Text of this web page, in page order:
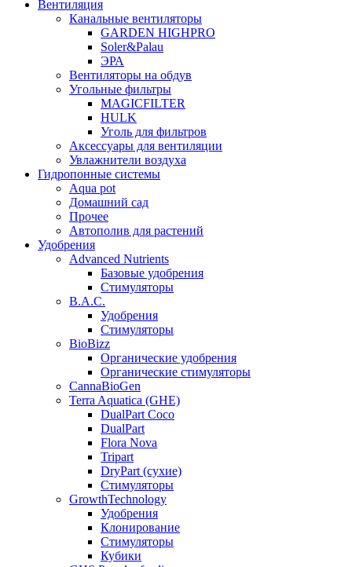
Вентиляция
Канальные вентиляторы
GARDEN HIGHPRO
Soler&Palau
ЭРА
Вентиляторы на обдув
Угольные фильтры
MAGICFILTER
HULK
Уголь для фильтров
Аксессуары для вентиляции
Увлажнители воздуха
Гидропонные системы
Aqua pot
Домашний сад
Прочее
Автополив для растений
Удобрения
Advanced Nutrients
Базовые удобрения
Стимуляторы
B.A.C.
Удобрения
Стимуляторы
BioBizz
Органические удобрения
Органические стимуляторы
CannaBioGen
Terra Aquatica (GHE)
DualPart Coco
DualPart
Flora Nova
Tripart
DryPart (сухие)
Стимуляторы
GrowthTechnology
Удобрения
Клонирование
Стимуляторы
Кубики